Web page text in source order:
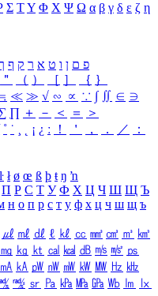
Σ ΤΥ Φ Χ Ψ Ω α β γ δ ε ζ η
פ ם ן ו ט א ר ק ף
＂ （ ） ［ ］ ｛ ｝
≪ ≫ √ ∽ ∝ ∵ ∫ ∬ ∈ ∋
∏ ＋ － ＜ ＝
＞
˚ ˙ ¸ ¡ ¿ ː ！ ＇ ， ． ／
：
ŀ ł ø œ ß þ ŧ ŋ ŉ
П Р С Т У Ф Х Ц Ч Ш Щ Ъ
н о п р с т у ф х ц ч ш щ ъ
㎕ ㎖ ㎗ ℓ ㎘ ㏄ ㎣ ㎤ ㎥ ㎦
㎎ ㎏ ㏏ ㎈ ㎉ ㏈ ㎧ ㎨ ㎰
㎃ ㎄ ㎺ ㎻ ㎽ ㎾ ㎿ ㎐ ㎑
㎯ ㏛ ㎩ ㎪ ㎫ ㎬ ㏝ ㏐
㏓